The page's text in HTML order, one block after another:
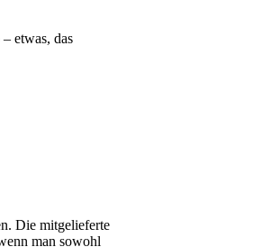
etwas, das
Die mitgelieferte
man sowohl